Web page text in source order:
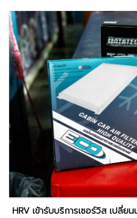
HRV เข้ารับบริการเซอร์วิส เปลี่ย